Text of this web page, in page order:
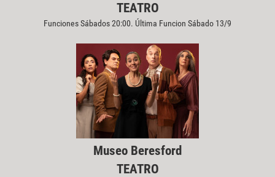
TEATRO
Funciones Sábados 20:00. Última Funcion Sábado 13/9
Museo Beresford
TEATRO